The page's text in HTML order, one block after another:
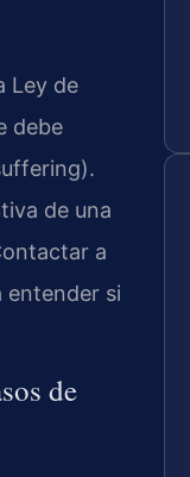
Ley de
debe
de una
a
entender si
de